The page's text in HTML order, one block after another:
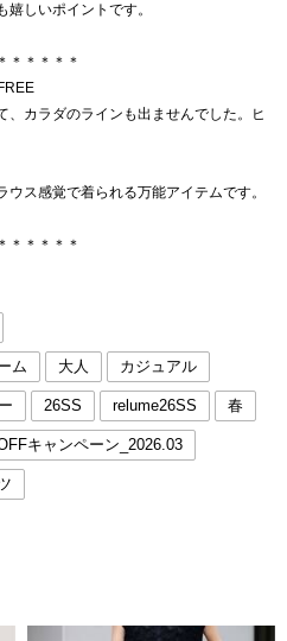
しいポイントです。
＊＊＊＊＊
、カラダのラインも出ませんでした。ヒ
ス感覚で着られる万能アイテムです。
＊＊＊＊＊
ム 大人 カジュアル
26SS relume26SS 春
キャンペーン_2026.03